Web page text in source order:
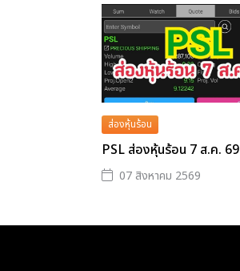
ส่องหุ้นร้อน
PSL ส่องหุ้นร้อน 7 ส.ค. 69
07 สิงหาคม 2569